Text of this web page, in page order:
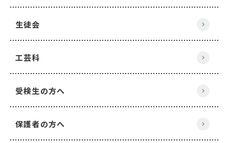
生徒会
工芸科
受検生の方へ
保護者の方へ